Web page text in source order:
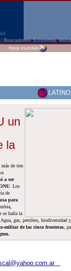
|Buscadores|Economía|
Hora mundial
un
la
más de tres
a ser
. Los
de
para
se halla la
gas, petróleo, biodiversidad
militar de las cinco fronteras,